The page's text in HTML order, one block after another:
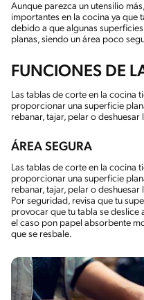
Aunque parezca un utensilio
importantes en la cocina ya que
debido a que algunas
planas, siendo un área poco
FUNCIONES DE
Las tablas de corte en la cocina
proporcionar una superficie
rebanar, tajar, pelar o
ÁREA SEGURA
Las tablas de corte en la cocina
proporcionar una superficie
rebanar, tajar, pelar o
Por seguridad, revisa que tu
provocar que tu tabla se deslice
el caso pon papel absorbente
que se resbale.